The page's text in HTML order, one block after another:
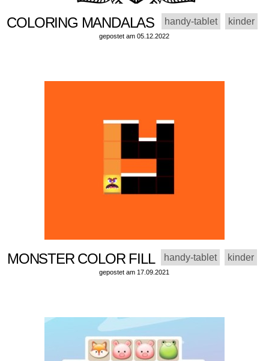
COLORING MANDALAS handy-tablet kinder
gepostet am 05.12.2022
MONSTER COLOR FILL handy-tablet kinder
gepostet am 17.09.2021